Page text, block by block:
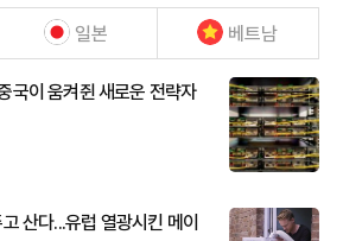
일본 베트남
국이 움켜쥔 새로운 전략자
산다...유럽 열광시킨 메이